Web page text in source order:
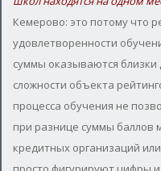
Кемерово: это потому что
удовлетворенности
суммы оказываются близки
сложности объекта
процесса обучения не
при разнице суммы баллов
кредитных организаций